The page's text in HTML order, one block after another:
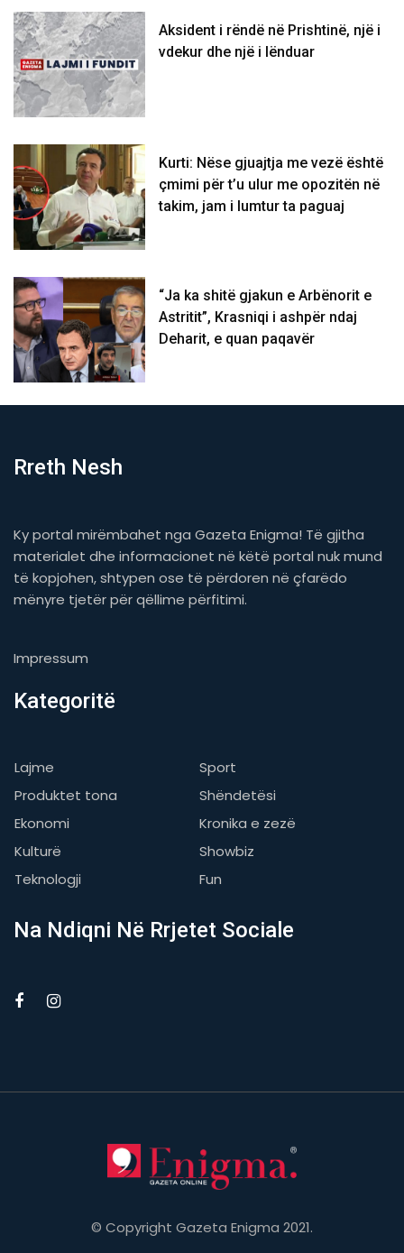
Aksident i rëndë në Prishtinë, një i
vdekur dhe një i lënduar
Kurti: Nëse gjuajtja me vezë është
çmimi për t’u ulur me opozitën në
takim, jam i lumtur ta paguaj
“Ja ka shitë gjakun e Arbënorit e
Astritit”, Krasniqi i ashpër ndaj
Deharit, e quan paqavër
Rreth Nesh
Ky portal mirëmbahet nga Gazeta Enigma! Të gjitha
materialet dhe informacionet në këtë portal nuk mund
të kopjohen, shtypen ose të përdoren në çfarëdo
mënyre tjetër për qëllime përfitimi.
Impressum
Kategoritë
Lajme
Sport
Produktet tona
Shëndetësi
Ekonomi
Kronika e zezë
Kulturë
Showbiz
Teknologji
Fun
Na Ndiqni Në Rrjetet Sociale
© Copyright Gazeta Enigma 2021.